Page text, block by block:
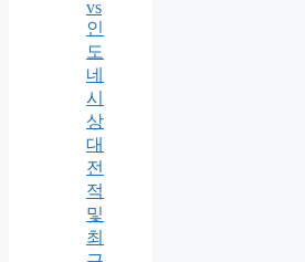
vs
인
도
네
시
상
대
전
적
및
최